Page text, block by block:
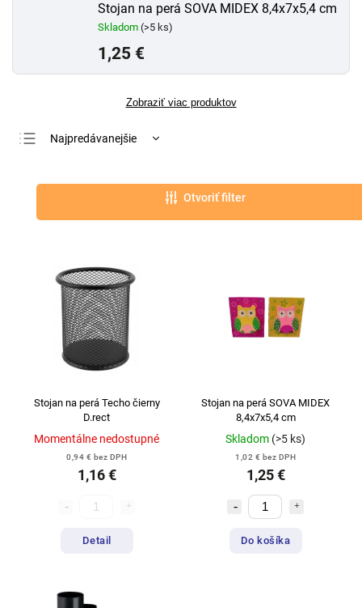
Stojan na perá SOVA MIDEX 8,4x7x5,4 cm
Skladom (>5 ks)
1,25 €
Zobraziť viac produktov
Najpredávanejšie
Otvoriť filter
Stojan na perá Techo čierny
D.rect
Momentálne nedostupné
0,94 € bez DPH
1,16 €
Detail
Stojan na perá SOVA MIDEX
8,4x7x5,4 cm
Skladom (>5 ks)
1,02 € bez DPH
1,25 €
Do košíka